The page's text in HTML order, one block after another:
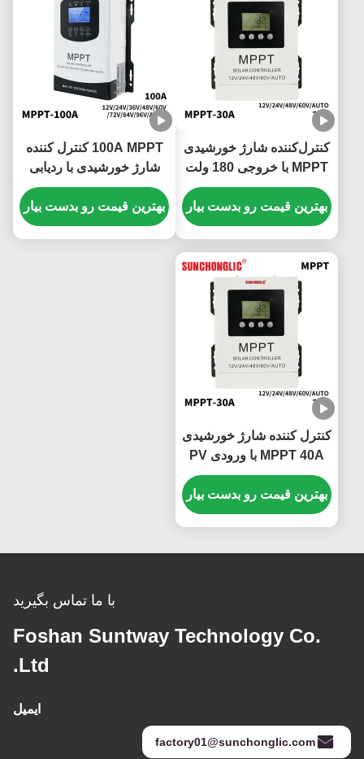
کنترل‌کننده شارژ خورشیدی
MPPT با خروجی 180 ولت
DC و 30 آمپر با ردیابی
خودکار حداکثر توان
بهترین قیمت رو بدست بیار
100A MPPT کنترل کننده
شارژ خورشیدی با ردیابی
خودکار و رابط ارتباطی
RS485 برای تنظیم کارآمد
پنل خورشیدی
بهترین قیمت رو بدست بیار
کنترل کننده شارژ خورشیدی
MPPT 40A با ورودی PV
180V و سازگاری چند باتری
بهترین قیمت رو بدست بیار
با ما تماس بگیرید
Foshan Suntway Technology Co.
Ltd.
ایمیل
factory01@sunchonglic.com